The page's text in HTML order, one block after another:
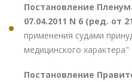
Постановление
07.04.2011 N 6 (ред. от
применения судами
медицинского характера"
Постановление